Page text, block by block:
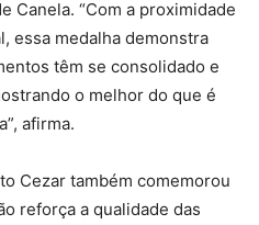
Canela. “Com a proximidade
essa medalha demonstra
têm se consolidado e
o melhor do que é
afirma.
Cezar também comemorou
reforça a qualidade das